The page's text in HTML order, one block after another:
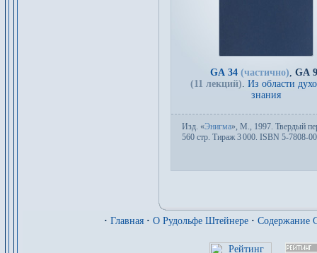
GA 34 (частично) GA
(11 лекций) Из области
знания
Изд. «Энигма», М., 1997. Твер­дый
560 стр. Тираж 3000. ISBN 5-7808-
· Главная · О Рудольфе Штейнере · Содержание